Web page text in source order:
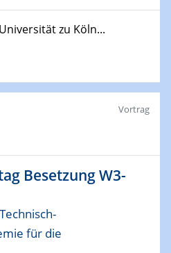
Optomechanics"
in reversible and driven
zu Köln...
Vortrag
Besetzung W3-
für die